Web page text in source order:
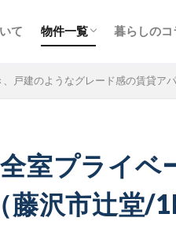
て 物件一覧 暮らしのコ
戸建のようなグレード感の賃貸ア
室プライ
沢市辻堂/